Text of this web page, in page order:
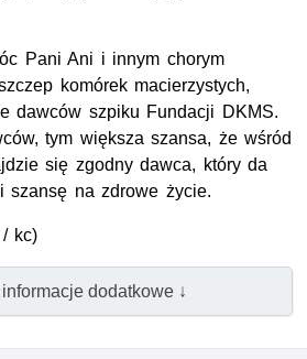
Pani Ani i innym chorym
komórek macierzystych,
dawców szpiku Fundacji DKMS.
tym większa szansa, że wśród
się zgodny dawca, który da
szansę na zdrowe życie.
kc)
dodatkowe ↓